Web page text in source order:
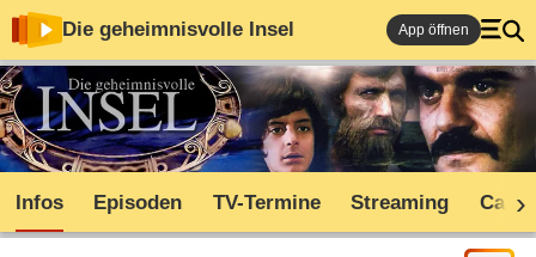
Die geheimnisvolle Insel App öffnen
Infos Episoden TV-Termine Streaming Cast